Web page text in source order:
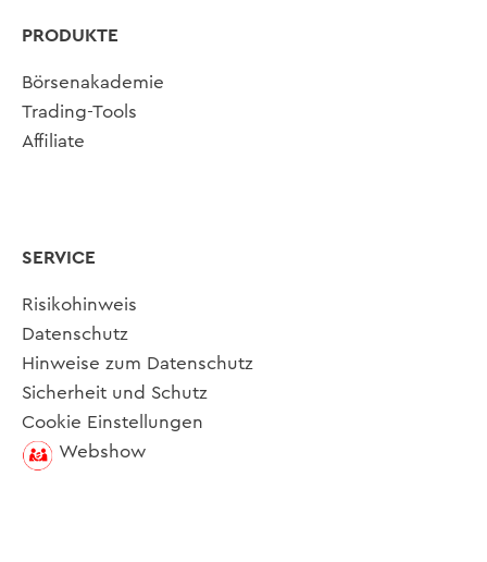
PRODUKTE
Börsenakademie
Trading-Tools
Affiliate
SERVICE
Risikohinweis
Datenschutz
Hinweise zum Datenschutz
Sicherheit und Schutz
Cookie Einstellungen
Webshow